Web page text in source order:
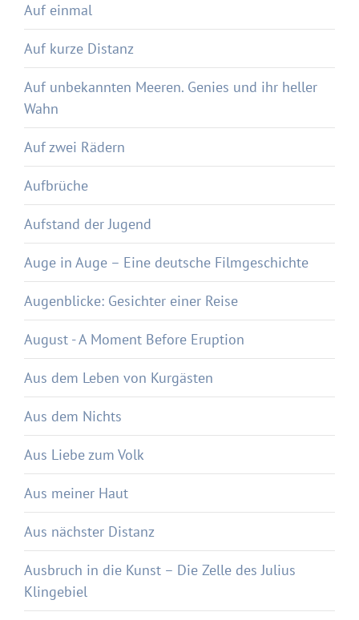
Auf einmal
Auf kurze Distanz
Auf unbekannten Meeren. Genies und ihr heller
Wahn
Auf zwei Rädern
Aufbrüche
Aufstand der Jugend
Auge in Auge – Eine deutsche Filmgeschichte
Augenblicke: Gesichter einer Reise
August - A Moment Before Eruption
Aus dem Leben von Kurgästen
Aus dem Nichts
Aus Liebe zum Volk
Aus meiner Haut
Aus nächster Distanz
Ausbruch in die Kunst – Die Zelle des Julius
Klingebiel